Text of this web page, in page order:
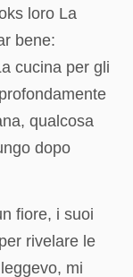
loro La
bene:
cucina per gli
qualcosa
dopo
fiore, i suoi
rivelare le
mi